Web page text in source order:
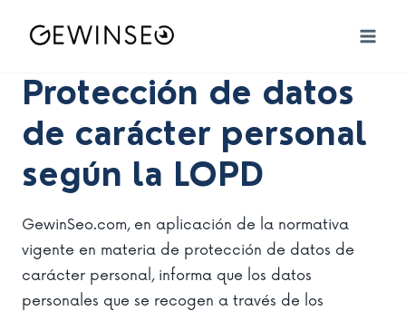
Protección de datos
de carácter personal
según la LOPD
GewinSeo.com, en aplicación de la normativa
vigente en materia de protección de datos de
carácter personal, informa que los datos
personales que se recogen a través de los